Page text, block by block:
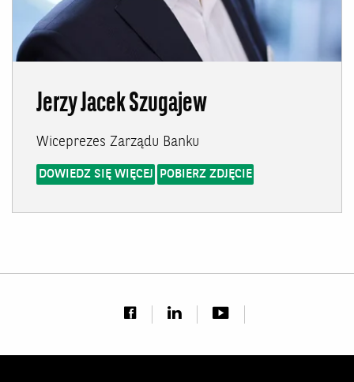
Jerzy Jacek Szugajew
Wiceprezes Zarządu Banku
DOWIEDZ SIĘ WIĘCEJ POBIERZ ZDJĘCIE